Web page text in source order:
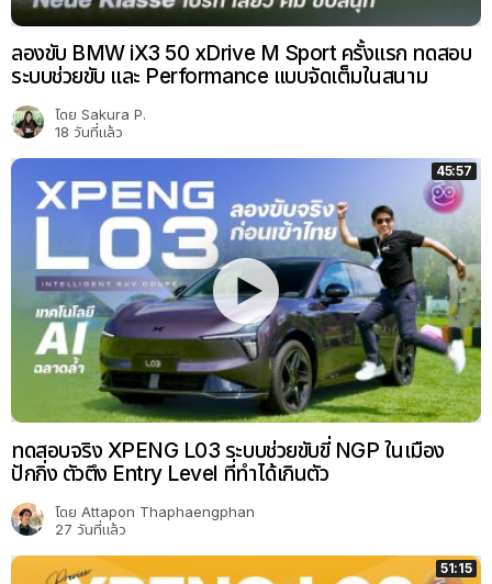
ลองขับ BMW iX3 50 xDrive M Sport ครั้งแรก ทดสอบ
ระบบช่วยขับ และ Performance แบบจัดเต็มในสนาม
โดย Sakura P.
18 วันที่แล้ว
45:57
ทดสอบจริง XPENG L03 ระบบช่วยขับขี่ NGP ในเมือง
ปักกิ่ง ตัวตึง Entry Level ที่ทำได้เกินตัว
โดย Attapon Thaphaengphan
27 วันที่แล้ว
51:15